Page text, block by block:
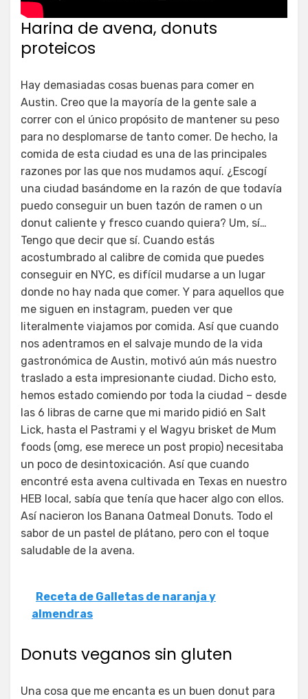
Harina de avena, donuts
proteicos
Hay demasiadas cosas buenas para comer en
Austin. Creo que la mayoría de la gente sale a
correr con el único propósito de mantener su peso
para no desplomarse de tanto comer. De hecho, la
comida de esta ciudad es una de las principales
razones por las que nos mudamos aquí. ¿Escogí
una ciudad basándome en la razón de que todavía
puedo conseguir un buen tazón de ramen o un
donut caliente y fresco cuando quiera? Um, sí…
Tengo que decir que sí. Cuando estás
acostumbrado al calibre de comida que puedes
conseguir en NYC, es difícil mudarse a un lugar
donde no hay nada que comer. Y para aquellos que
me siguen en instagram, pueden ver que
literalmente viajamos por comida. Así que cuando
nos adentramos en el salvaje mundo de la vida
gastronómica de Austin, motivó aún más nuestro
traslado a esta impresionante ciudad. Dicho esto,
hemos estado comiendo por toda la ciudad – desde
las 6 libras de carne que mi marido pidió en Salt
Lick, hasta el Pastrami y el Wagyu brisket de Mum
foods (omg, ese merece un post propio) necesitaba
un poco de desintoxicación. Así que cuando
encontré esta avena cultivada en Texas en nuestro
HEB local, sabía que tenía que hacer algo con ellos.
Así nacieron los Banana Oatmeal Donuts. Todo el
sabor de un pastel de plátano, pero con el toque
saludable de la avena.
Receta de Galletas de naranja y
almendras
Donuts veganos sin gluten
Una cosa que me encanta es un buen donut para